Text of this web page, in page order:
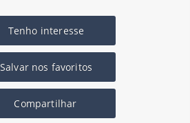
Tenho interesse
Salvar nos favoritos
Compartilhar